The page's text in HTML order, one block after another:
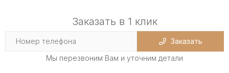
Заказать в 1 клик
Заказать
Мы перезвоним Вам и уточним детали